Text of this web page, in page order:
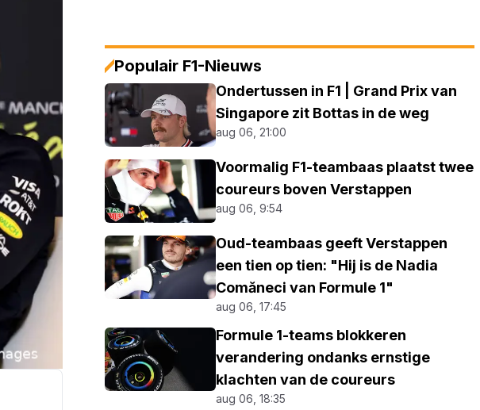
Populair F1-Nieuws
Ondertussen in F1 | Grand Prix van
Singapore zit Bottas in de weg
aug 06, 21:00
Voormalig F1-teambaas plaatst twee
coureurs boven Verstappen
aug 06, 9:54
Oud-teambaas geeft Verstappen
een tien op tien: "Hij is de Nadia
Comăneci van Formule 1"
aug 06, 17:45
Formule 1-teams blokkeren
verandering ondanks ernstige
klachten van de coureurs
aug 06, 18:35